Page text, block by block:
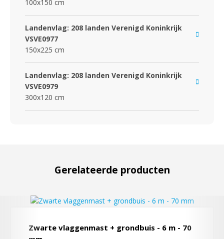
100x150 cm
Landenvlag: 208 landen Verenigd Koninkrijk
VSVE0977
150x225 cm
Landenvlag: 208 landen Verenigd Koninkrijk
VSVE0979
300x120 cm
Gerelateerde producten
Zwarte vlaggenmast + grondbuis - 6 m - 70